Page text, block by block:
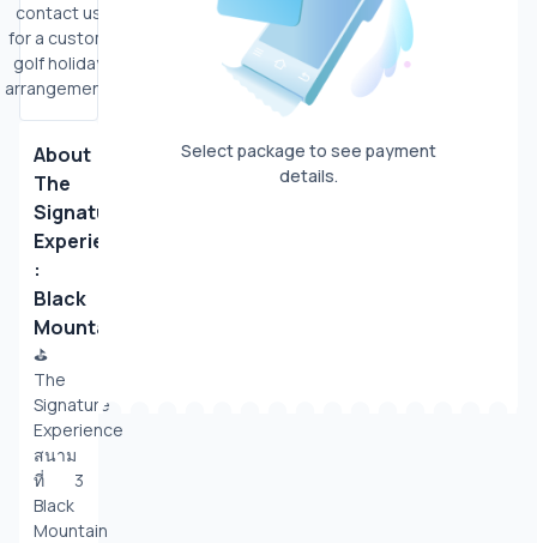
contact us
for a custom
golf holiday
arrangement.
About
The
Signature
Experience
:
Black
Mountain
⛳️
The
Signature
Experience
สนาม
ที่ 3
Black
Mountain
Select package to see payment
details.